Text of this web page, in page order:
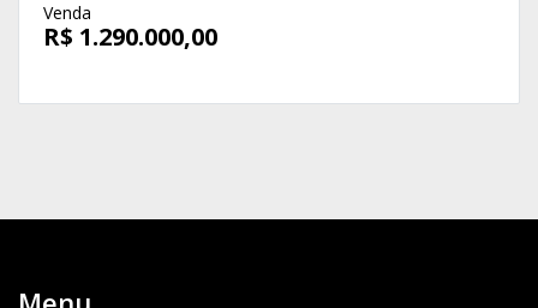
Venda
R$ 1.290.000,00